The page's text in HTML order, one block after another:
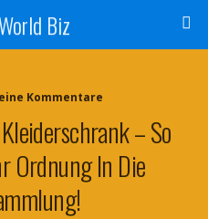
Biz
Kommentare
– So
Ordnung In Die